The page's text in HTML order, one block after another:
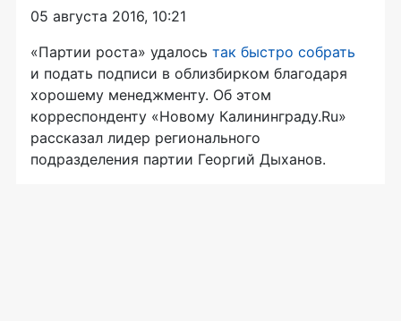
05 августа 2016, 10:21
«Партии роста» удалось так быстро собрать
и подать подписи в облизбирком благодаря
хорошему менеджменту. Об этом
корреспонденту «Новому Калининграду.Ru»
рассказал лидер регионального
подразделения партии Георгий Дыханов.